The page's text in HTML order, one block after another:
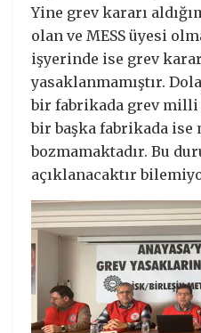
Yine grev kararı
olan ve MESS üyesi
işyerinde ise grev
yasaklanmamıştır.
bir fabrikada grev
bir başka fabrikada
bozmamaktadır. Bu
açıklanacaktır